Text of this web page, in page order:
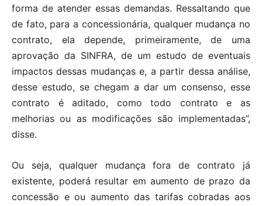
forma de atender essas demandas. Ressaltando que
de fato, para a concessionária, qualquer mudança no
contrato, ela depende, primeiramente, de uma
aprovação da SINFRA, de um estudo de eventuais
impactos dessas mudanças e, a partir dessa análise,
desse estudo, se chegam a dar um consenso, esse
contrato é aditado, como todo contrato e as
melhorias ou as modificações são implementadas”,
disse.
Ou seja, qualquer mudança fora de contrato já
existente, poderá resultar em aumento de prazo da
concessão e ou aumento das tarifas cobradas aos